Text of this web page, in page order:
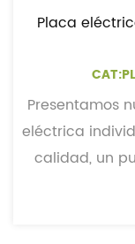
Placa
Presentamos
eléctrica
calidad, un